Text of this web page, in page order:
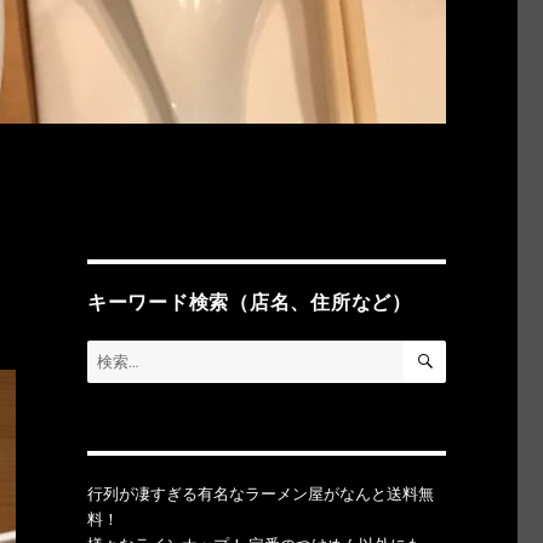
キーワード検索（店名、住所など）
検
索:
検
行列が凄すぎる有名なラーメン屋がなんと送料無
料！